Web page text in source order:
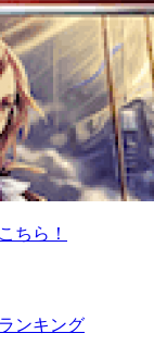
ちら！
ンキング